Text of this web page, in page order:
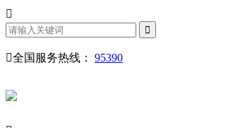
全国服务热线： 95390